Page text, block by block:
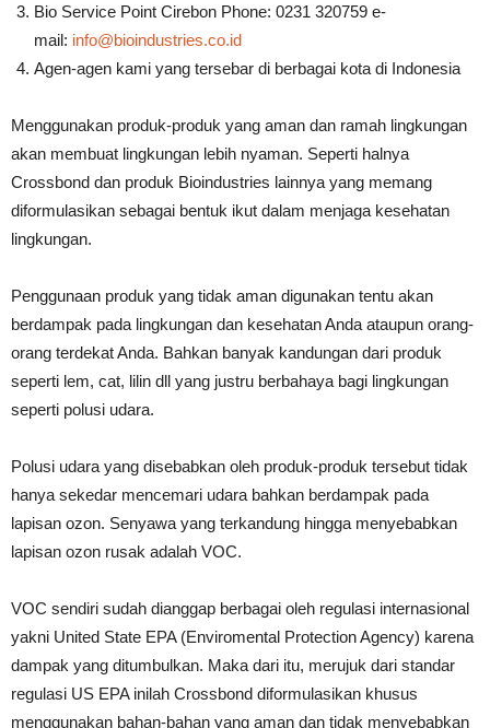
Bio Service Point Cirebon Phone: 0231 320759 e-
mail: info@bioindustries.co.id
Agen-agen kami yang tersebar di berbagai kota di Indonesia
Menggunakan produk-produk yang aman dan ramah lingkungan
akan membuat lingkungan lebih nyaman. Seperti halnya
Crossbond dan produk Bioindustries lainnya yang memang
diformulasikan sebagai bentuk ikut dalam menjaga kesehatan
lingkungan.
Penggunaan produk yang tidak aman digunakan tentu akan
berdampak pada lingkungan dan kesehatan Anda ataupun orang-
orang terdekat Anda. Bahkan banyak kandungan dari produk
seperti lem, cat, lilin dll yang justru berbahaya bagi lingkungan
seperti polusi udara.
Polusi udara yang disebabkan oleh produk-produk tersebut tidak
hanya sekedar mencemari udara bahkan berdampak pada
lapisan ozon. Senyawa yang terkandung hingga menyebabkan
lapisan ozon rusak adalah VOC.
VOC sendiri sudah dianggap berbagai oleh regulasi internasional
yakni United State EPA (Enviromental Protection Agency) karena
dampak yang ditumbulkan. Maka dari itu, merujuk dari standar
regulasi US EPA inilah Crossbond diformulasikan khusus
menggunakan bahan-bahan yang aman dan tidak menyebabkan